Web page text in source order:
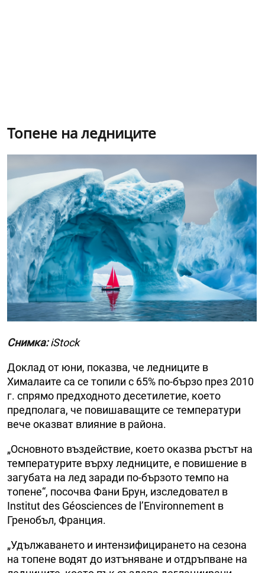
Топене на ледниците
Снимка:iStock
Доклад от юни, показва, че ледниците в
Хималаите са се топили с 65% по-бързо през 2010
г. спрямо предходното десетилетие, което
предполага, че повишаващите се температури
вече оказват влияние в района.
„Основното въздействие, което оказва ръстът на
температурите върху ледниците, е повишение в
загубата на лед заради по-бързото темпо на
топене“, посочва Фани Брун, изследовател в
Institut des Géosciences de l’Environnement в
Гренобъл, Франция.
„Удължаването и интензифицирането на сезона
на топене водят до изтъняване и отдръпване на